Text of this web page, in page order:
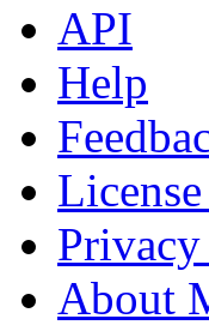
API
Help
About